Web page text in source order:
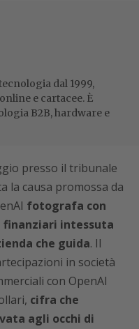
dal 1999,
e cartacee. È
B2B, hardware e
presso il tribunale
la causa promossa da
fotografa con
finanziari intessuta
che guida. Il
in società
con OpenAI
cifra che
agli occhi di